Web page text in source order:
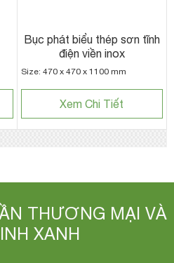
Bục phát biểu thép sơn tĩnh
điện viền inox
Size: 470 x 470 x 1100 mm
Xem Chi Tiết
THƯƠNG MẠI VÀ
XANH